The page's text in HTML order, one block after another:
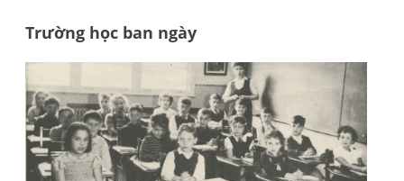
Trường học ban ngày